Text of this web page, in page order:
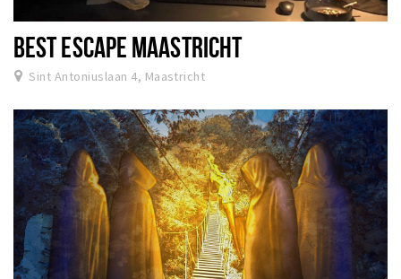
BEST ESCAPE MAASTRICHT
Sint Antoniuslaan 4, Maastricht